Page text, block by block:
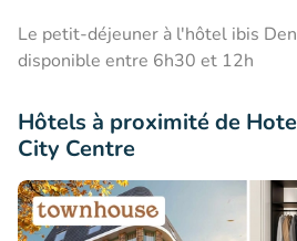
Le petit-déjeuner à l'hôtel ibis
disponible entre 6h30 et 12h
Hôtels à proximité de
City Centre